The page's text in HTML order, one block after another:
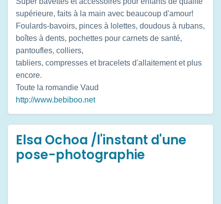
supérieure, faits à la main avec beaucoup d'amour!
Foulards-bavoirs, pinces à lolettes, doudous à rubans,
boîtes à dents, pochettes pour carnets de santé,
pantoufles, colliers,
tabliers, compresses et bracelets d'allaitement et plus
encore.
Toute la romandie Vaud
http://www.bebiboo.net
Elsa Ochoa /l'instant d'une
pose-photographie